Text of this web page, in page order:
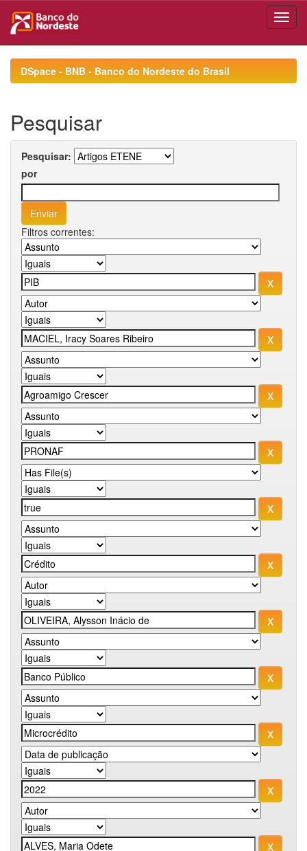
navigationDSpace - BNB - Banco do Nordeste do Brasil
Pesquisar
Pesquisar:
por
Filtros correntes: